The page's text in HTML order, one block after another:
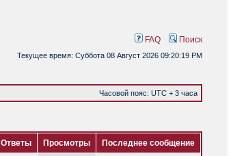
FAQ Поиск
Текущее время: Суббота 08 Август 2026 09:20:19 PM
Часовой пояс: UTC + 3 часа
Ответы Просмотры Последнее сообщение